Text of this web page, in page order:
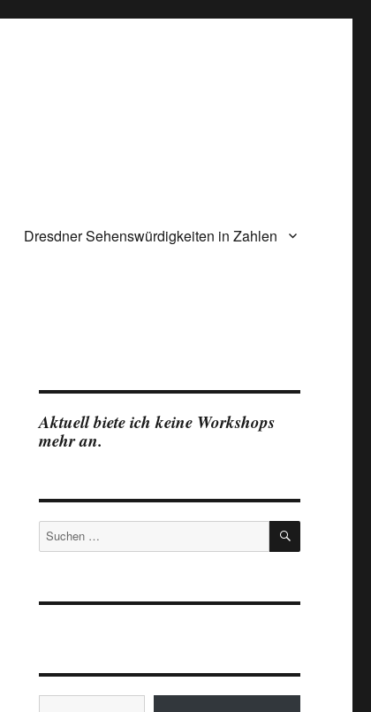
Dresdner Sehenswürdigkeiten in Zahlen
Aktuell biete ich keine Workshops
mehr an.
Suchen
nach:
SUCHEN
Gib deine E-Mail-Adresse ein ...